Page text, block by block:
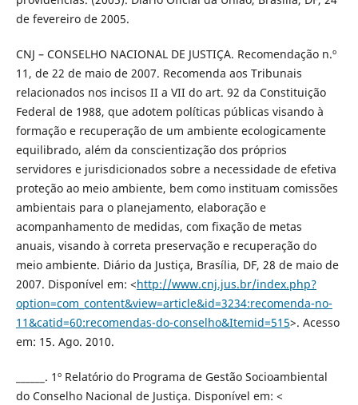
de fevereiro de 2005.
CNJ – CONSELHO NACIONAL DE JUSTIÇA. Recomendação n.º
11, de 22 de maio de 2007. Recomenda aos Tribunais
relacionados nos incisos II a VII do art. 92 da Constituição
Federal de 1988, que adotem políticas públicas visando à
formação e recuperação de um ambiente ecologicamente
equilibrado, além da conscientização dos próprios
servidores e jurisdicionados sobre a necessidade de efetiva
proteção ao meio ambiente, bem como instituam comissões
ambientais para o planejamento, elaboração e
acompanhamento de medidas, com fixação de metas
anuais, visando à correta preservação e recuperação do
meio ambiente. Diário da Justiça, Brasília, DF, 28 de maio de
2007. Disponível em: <http://www.cnj.jus.br/index.php?
option=com_content&view=article&id=3234:recomenda-no-
11&catid=60:recomendas-do-conselho&Itemid=515>. Acesso
em: 15. Ago. 2010.
______. 1º Relatório do Programa de Gestão Socioambiental
do Conselho Nacional de Justiça. Disponível em: <